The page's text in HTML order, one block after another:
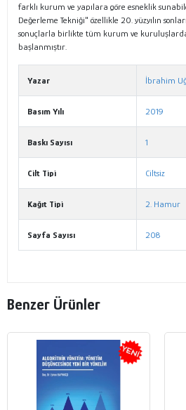
farklı kurum ve yapılara göre esneklik
Değerleme Tekniği" özellikle 20. yüzyılın
sonuçlarla birlikte tüm kurum ve
başlanmıştır.
Yazar İbrahim
Basım Yılı 2019
Baskı Sayısı 1
Cilt Tipi Ciltsiz
Kağıt Tipi 2. Hamur
Sayfa Sayısı 208
Benzer Ürünler